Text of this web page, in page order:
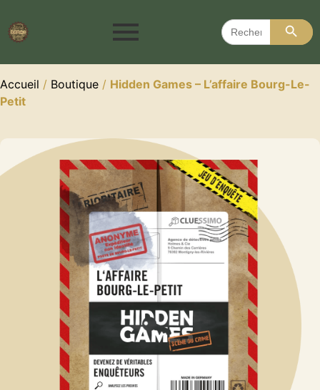
Search
for:
Search
Accueil / Boutique / Hidden Games – L’affaire Bourg-Le-
Petit